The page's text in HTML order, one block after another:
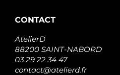
CONTACT
AtelierD
88200 SAINT-NABORD
03 29 22 34 47
contact@atelierd.fr